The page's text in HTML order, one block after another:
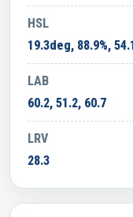
HSL
19.3deg, 88.9%,
LAB
60.2, 51.2, 60.7
LRV
28.3